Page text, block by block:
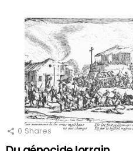
0 Shares